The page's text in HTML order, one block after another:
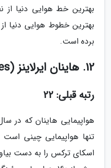
بهترین خط هوایی دنیا از
بهترین خطوط هوایی دنیا
برده است.
12. هاینان ایرلاینز (Hainan Airlines)
رتبه قبلی: 22
تنها هواپیمایی چینی است
اسکای ترکس را به دست